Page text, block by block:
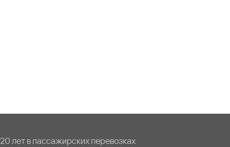
20 лет в пассажирских перевозках